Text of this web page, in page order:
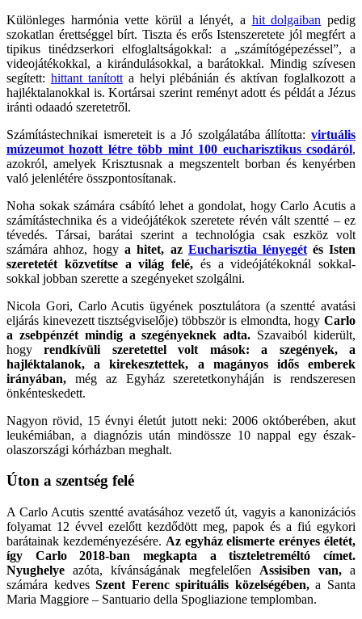
Különleges harmónia vette körül a lényét, a hit dolgaiban pedig
szokatlan érettséggel bírt. Tiszta és erős Istenszeretete jól megfért a
tipikus tinédzserkori elfoglaltságokkal: a „számítógépezéssel”, a
videojátékokkal, a kirándulásokkal, a barátokkal. Mindig szívesen
segített: hittant tanította helyi plébánián és aktívan foglalkozott a
hajléktalanokkal is. Kortársai szerint reményt adott és példát a Jézus
iránti odaadó szeretetről.
Számítástechnikai ismereteit is a Jó szolgálatába állította: virtuális
múzeumot hozott létre több mint 100 eucharisztikus csodáról,
azokról, amelyek Krisztusnak a megszentelt borban és kenyérben
való jelenlétére összpontosítanak.
Noha sokak számára csábító lehet a gondolat, hogy Carlo Acutis a
számítástechnika és a videójátékok szeretete révén vált szentté – ez
tévedés. Társai, barátai szerint a technológia csak eszköz volt
számára ahhoz, hogy a hitet, az Eucharisztia lényegétés Isten
szeretetét közvetítse a világ felé, és a videójátékoknál sokkal-
sokkal jobban szerette a szegényeket szolgálni.
Nicola Gori, Carlo Acutis ügyének posztulátora (a szentté avatási
eljárás kinevezett tisztségviselője) többször is elmondta, hogy Carlo
a zsebpénzét mindig a szegényeknek adta. Szavaiból kiderült,
hogyrendkívüli szeretettel volt mások: a szegények, a
hajléktalanok, a kirekesztettek, a magányos idős emberek
irányában, még az Egyház szeretetkonyháján is rendszeresen
önkénteskedett.
Nagyon rövid, 15 évnyi életút jutott neki: 2006 októberében, akut
leukémiában, a diagnózis után mindössze 10 nappal egy észak-
olaszországi kórházban meghalt.
Úton a szentség felé
A Carlo Acutis szentté avatásához vezető út, vagyis a kanonizációs
folyamat 12 évvel ezelőtt kezdődött meg, papok és a fiú egykori
barátainak kezdeményezésére. Az egyház elismerte erényes életét,
így Carlo 2018-ban megkapta a tiszteletreméltó címet.
Nyughelye azóta, kívánságának megfelelően Assisiben van,a
számára kedvesSzent Ferenc spirituális közelségében,a Santa
Maria Maggiore – Santuario della Spogliazione templomban.